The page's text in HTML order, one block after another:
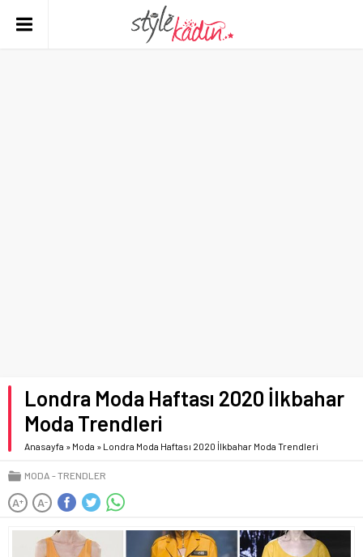
Londra Moda Haftası 2020 İlkbahar
Moda Trendleri
Anasayfa » Moda » Londra Moda Haftası 2020 İlkbahar Moda Trendleri
MODA TRENDLER
A+ A-